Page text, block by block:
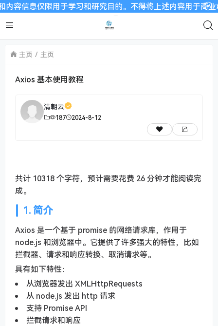
息仅限用于学习和研究目的。不得将上述内容用于商业或
主页 主页
Axios 基本使用教程
清朝云
187 2024-8-12
共计 10318 个字符，预计需要花费 26 分钟才能阅读完
成。
1. 简介
Axios 是一个基于 promise 的网络请求库，作用于
node.js 和浏览器中。它提供了许多强大的特性，比如
拦截器、请求和响应转换、取消请求等。
具有如下特性：
从浏览器发出 XMLHttpRequests
从 node.js 发出 http 请求
支持 Promise API
拦截请求和响应